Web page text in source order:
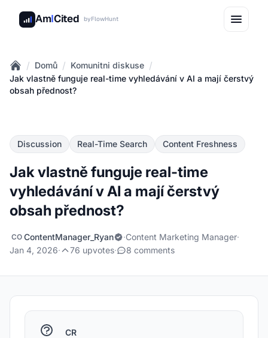
AmICited byFlowHunt
Home
/ Domů / Komunitni diskuse /
Jak vlastně funguje real-time vyhledávání v AI a mají čerstvý
obsah přednost?
Discussion Real-Time Search Content Freshness
Jak vlastně funguje real-time
vyhledávání v AI a mají čerstvý
obsah přednost?
CO ContentManager_Ryan ·Content Marketing Manager·
Jan 4, 2026· 76 upvotes· 8 comments
CR